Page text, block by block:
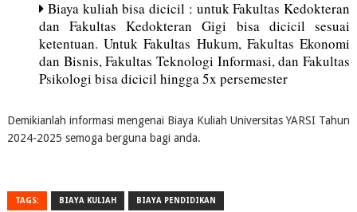
Biaya kuliah bisa dicicil : untuk Fakultas Kedokteran
dan Fakultas Kedokteran Gigi bisa dicicil sesuai
ketentuan. Untuk Fakultas Hukum, Fakultas Ekonomi
dan Bisnis, Fakultas Teknologi Informasi, dan Fakultas
Psikologi bisa dicicil hingga 5x persemester
Demikianlah informasi mengenai Biaya Kuliah Universitas YARSI Tahun
2024-2025 semoga berguna bagi anda.
TAGS: BIAYA KULIAH BIAYA PENDIDIKAN